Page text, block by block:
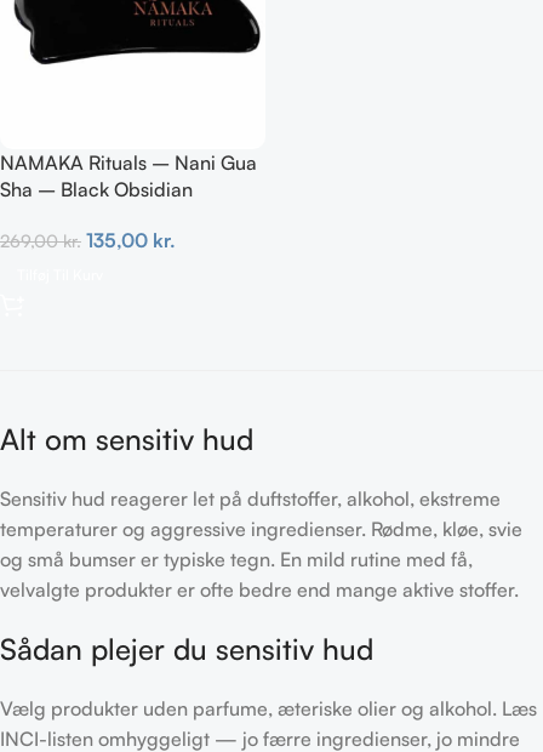
NAMAKA Rituals – Nani Gua
Sha – Black Obsidian
269,00kr. 135,00 kr.
Alt om sensitiv hud
Sensitiv hud reagerer let på duftstoffer, alkohol, ekstreme
temperaturer og aggressive ingredienser. Rødme, kløe, svie
og små bumser er typiske tegn. En mild rutine med få,
velvalgte produkter er ofte bedre end mange aktive stoffer.
Sådan plejer du sensitiv hud
Vælg produkter uden parfume, æteriske olier og alkohol. Læs
INCI-listen omhyggeligt — jo færre ingredienser, jo mindre